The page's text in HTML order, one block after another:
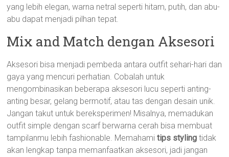
yang lebih elegan, warna netral seperti hitam, putih, dan abu-
abu dapat menjadi pilhan tepat.
Mix and Match dengan Aksesori
Aksesori bisa menjadi pembeda antara outfit sehari-hari dan
gaya yang mencuri perhatian. Cobalah untuk
mengombinasikan beberapa aksesori lucu seperti anting-
anting besar, gelang bermotif, atau tas dengan desain unik.
Jangan takut untuk bereksperimen! Misalnya, memadukan
outfit simple dengan scarf berwarna cerah bisa membuat
tampilanmu lebih fashionable. Memahamitips styling tidak
akan lengkap tanpa memanfaatkan aksesori, jadi jangan